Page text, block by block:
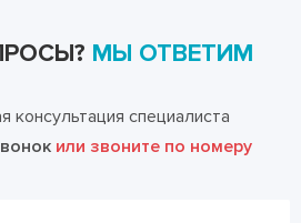
МЫ ОТВЕТИМ
консультация специалиста
или звоните по номеру